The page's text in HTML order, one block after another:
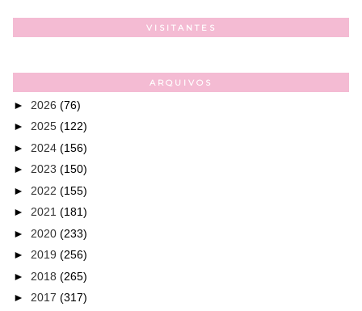
VISITANTES
ARQUIVOS
► 2026 (76)
► 2025 (122)
► 2024 (156)
► 2023 (150)
► 2022 (155)
► 2021 (181)
► 2020 (233)
► 2019 (256)
► 2018 (265)
► 2017 (317)